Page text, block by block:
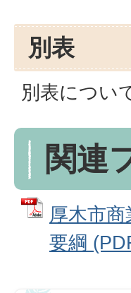
別表
別表につい
関連
厚木市
要綱